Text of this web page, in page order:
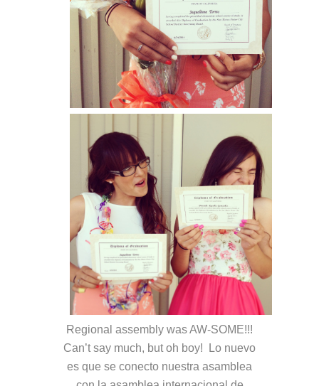
Regional assembly was AW-SOME!!!
Can’t say much, but oh boy! Lo nuevo
es que se conecto nuestra asamblea